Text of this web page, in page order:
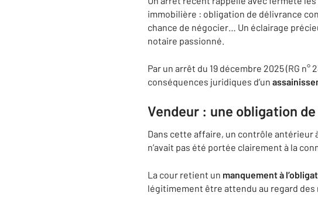
immobilière : obligation de délivrance
chance de négocier… Un éclairage
notaire passionné.
Par un arrêt du 19 décembre 2025 (RG
conséquences juridiques d’un
Vendeur : une obligation
Dans cette affaire, un contrôle antérieur
n’avait pas été portée clairement à la
La cour retient un manquement à
légitimement être attendu au regard